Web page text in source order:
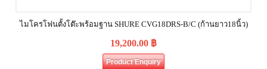
ไมโครโฟนตั้งโต๊ะพร้อมฐาน SHURE CVG18DRS‐B/C (ก้านยาว18นิ้ว)
19,200.00 ฿
Product Enquiry